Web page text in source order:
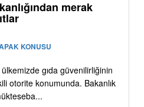
merak
KONUSU
ülkemizde gıda güvenilirliğinin
otorite konumunda. Bakanlık